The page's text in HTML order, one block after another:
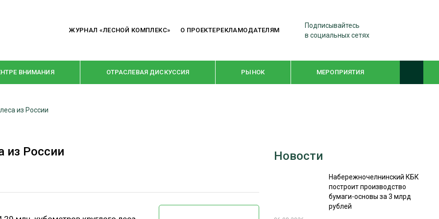
ЖУРНАЛ «ЛЕСНОЙ КОМПЛЕКС» О ПРОЕКТЕРЕКЛАМОДАТЕЛЯМ
Подписывайтесь
в социальных сетях
ВНИМАНИЯ ОТРАСЛЕВАЯ ДИСКУССИЯ РЫНОК МЕРОПРИЯТИЯ
ПРЕДПРИЯТИЯ ЛПК
WOODEX-2021
СУШКА ДРЕВЕСИНЫ
из России
из России Новости
Набережночелнинский КБК
построит производство
бумаги-основы за 3 млрд
рублей